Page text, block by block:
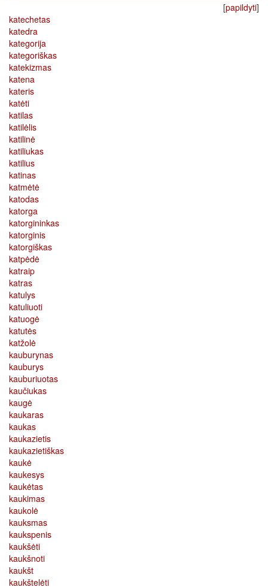
[papildyti]
katechetas
katedra
kategorija
kategoriškas
katekizmas
katena
kateris
katėti
katilas
katilėlis
katilinė
katiliukas
katilius
katinas
katmėtė
katodas
katorga
katorgininkas
katorginis
katorgiškas
katpėdė
katraip
katras
katulys
katuliuoti
katuogė
katutės
katžolė
kauburynas
kauburys
kauburiuotas
kaučiukas
kaugė
kaukaras
kaukas
kaukazietis
kaukazietiškas
kaukė
kaukesys
kaukėtas
kaukimas
kaukolė
kauksmas
kaukspenis
kaukšėti
kaukšnoti
kaukšt
kaukštelėti